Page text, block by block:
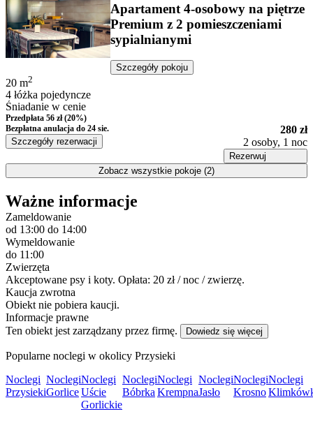
Apartament 4-osobowy na piętrze
Premium z 2 pomieszczeniami
sypialnianymi
Szczegóły pokoju
20 m2
4 łóżka pojedyncze
Śniadanie w cenie
Przedpłata 56 zł (20%)
Bezpłatna anulacja do 24 sie.
Szczegóły rezerwacji
280 zł
2 osoby, 1 noc
Rezerwuj
Zobacz wszystkie pokoje (2)
Ważne informacje
Zameldowanie
od 13:00 do 14:00
Wymeldowanie
do 11:00
Zwierzęta
Akceptowane psy i koty. Opłata: 20 zł / noc / zwierzę.
Kaucja zwrotna
Obiekt nie pobiera kaucji.
Informacje prawne
Ten obiekt jest zarządzany przez firmę.
Dowiedz się więcej
Popularne noclegi w okolicy Przysieki
Noclegi
Przysieki
Noclegi
Gorlice
Noclegi
Uście
Gorlickie
Noclegi
Bóbrka
Noclegi
Krempna
Noclegi
Jasło
Noclegi
Krosno
Noclegi